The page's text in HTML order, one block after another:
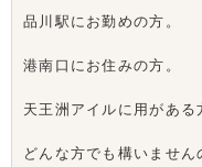
品川駅にお勤めの方。
港南口にお住みの方。
天王洲アイルに用がある
どんな方でも構いません